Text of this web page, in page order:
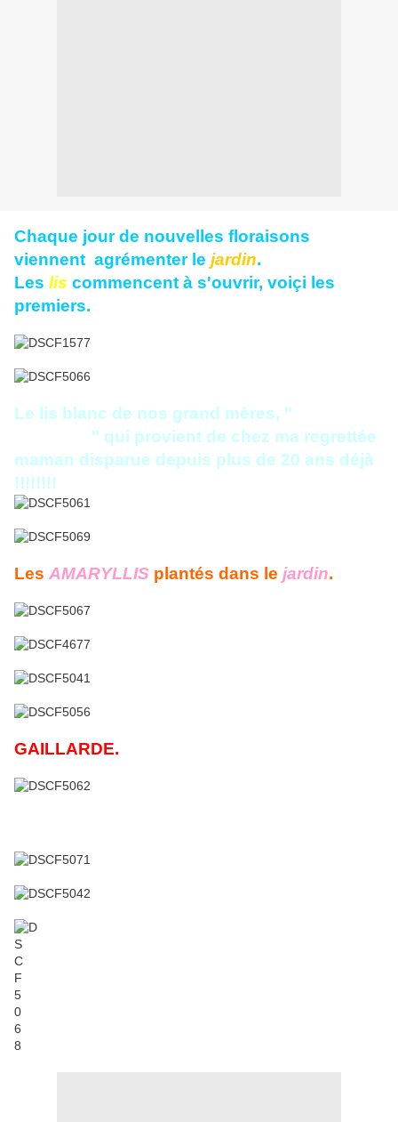
Chaque jour de nouvelles floraisons
viennent agrémenter le jardin.
Les lis commencent à s'ouvrir, voiçi les
premiers.
Le lis blanc de nos grand mères, "
" qui provient de chez ma regrettée
maman disparue depuis plus de 20 ans déjà
!!!!!!!!
Les AMARYLLIS plantés dans le jardin.
GAILLARDE.